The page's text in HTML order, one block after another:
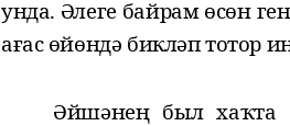
унда. Әлеге байрам өсөн
ағас өйөндә бикләп тотор
Әйшәнең был хаҡта